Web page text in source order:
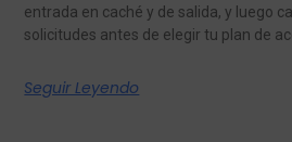
entrada en caché y de salida, y luego
solicitudes antes de elegir tu plan de
Seguir Leyendo